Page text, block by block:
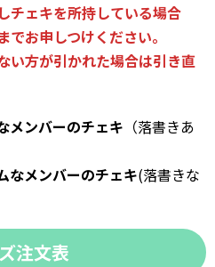
チェキを所持している場合
お申しつけください。
い方が引かれた場合は引き直
メンバーのチェキ （落書きあ
なメンバーのチェキ(落書きな
注文表